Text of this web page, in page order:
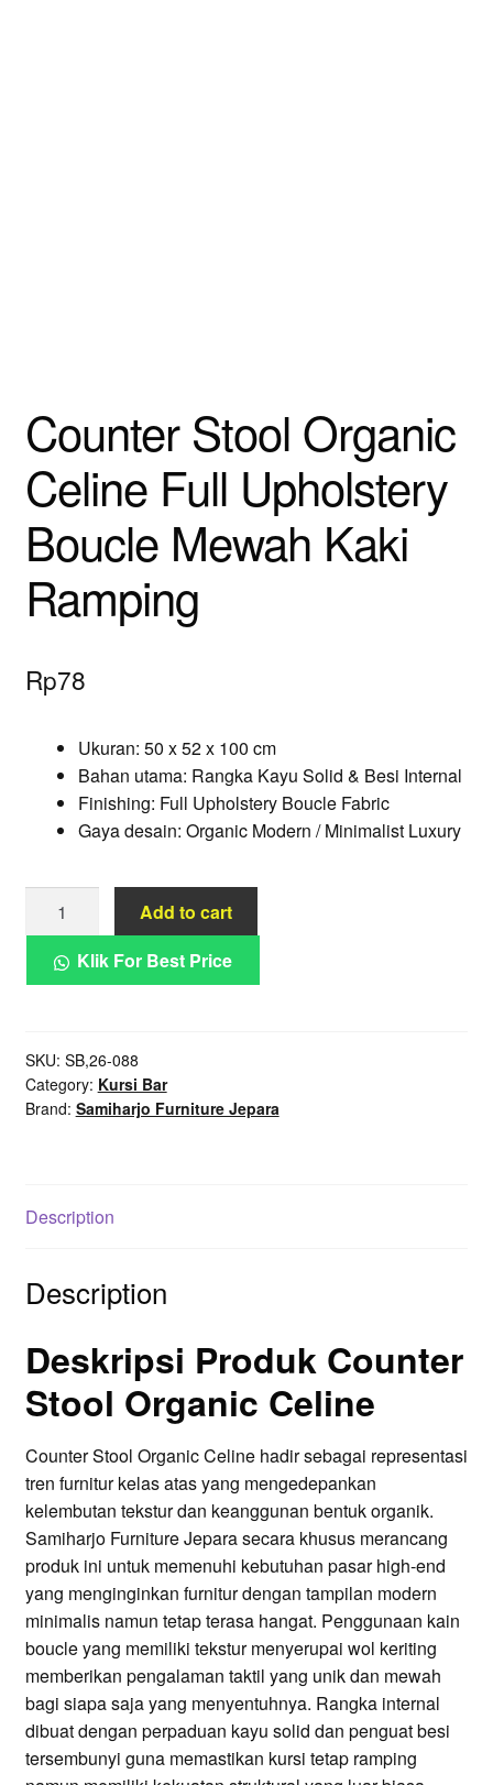
Counter Stool Organic
Celine Full Upholstery
Boucle Mewah Kaki
Ramping
Rp78
Ukuran: 50 x 52 x 100 cm
Bahan utama: Rangka Kayu Solid & Besi Internal
Finishing: Full Upholstery Boucle Fabric
Gaya desain: Organic Modern / Minimalist Luxury
Stool
Organic
Celine
Boucle
Mewah
Kaki
Add to cart
Klik For Best Price
SKU: SB,26-088
Category: Kursi Bar
Brand: Samiharjo Furniture Jepara
Description
Description
Deskripsi Produk Counter
Stool Organic Celine
Counter Stool Organic Celine hadir sebagai representasi
tren furnitur kelas atas yang mengedepankan
kelembutan tekstur dan keanggunan bentuk organik.
Samiharjo Furniture Jepara secara khusus merancang
produk ini untuk memenuhi kebutuhan pasar high-end
yang menginginkan furnitur dengan tampilan modern
minimalis namun tetap terasa hangat. Penggunaan kain
boucle yang memiliki tekstur menyerupai wol keriting
memberikan pengalaman taktil yang unik dan mewah
bagi siapa saja yang menyentuhnya. Rangka internal
dibuat dengan perpaduan kayu solid dan penguat besi
tersembunyi guna memastikan kursi tetap ramping